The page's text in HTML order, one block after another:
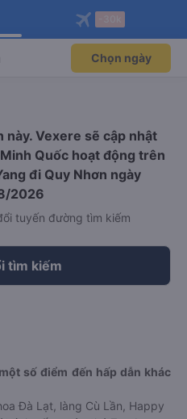
ngay!
viên độc
Mở app
vé máy bay qua
Mở app
Chọn ngày
này. Vexere sẽ cập nhật
Quốc hoạt động trên
đi Quy Nhơn ngày
2026
tuyến đường tìm kiếm
tìm kiếm
số điểm đến hấp dẫn khác
Đà Lạt, làng Cù Lần, Happy